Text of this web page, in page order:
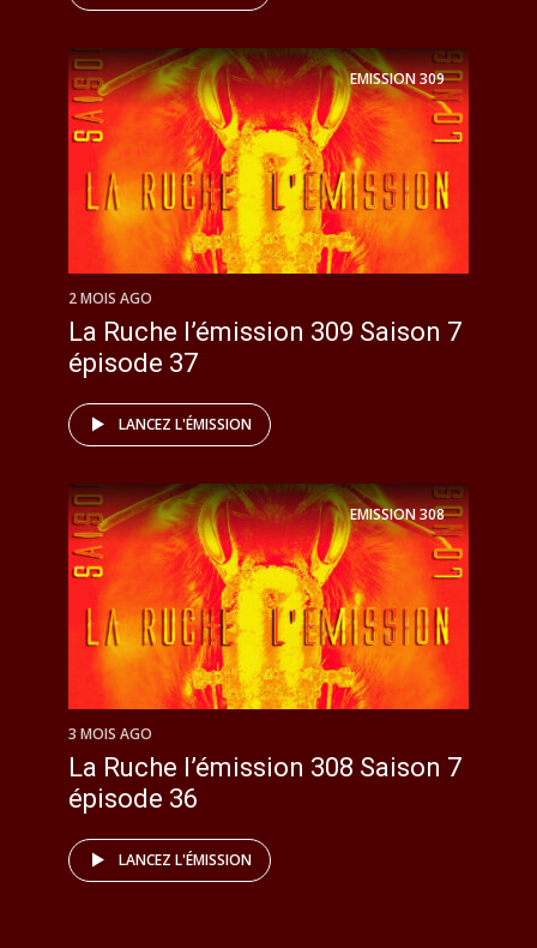
EMISSION309
2 MOIS AGO
La Ruche l’émission 309 Saison 7
épisode 37
LANCEZ L'ÉMISSION
EMISSION308
3 MOIS AGO
La Ruche l’émission 308 Saison 7
épisode 36
LANCEZ L'ÉMISSION